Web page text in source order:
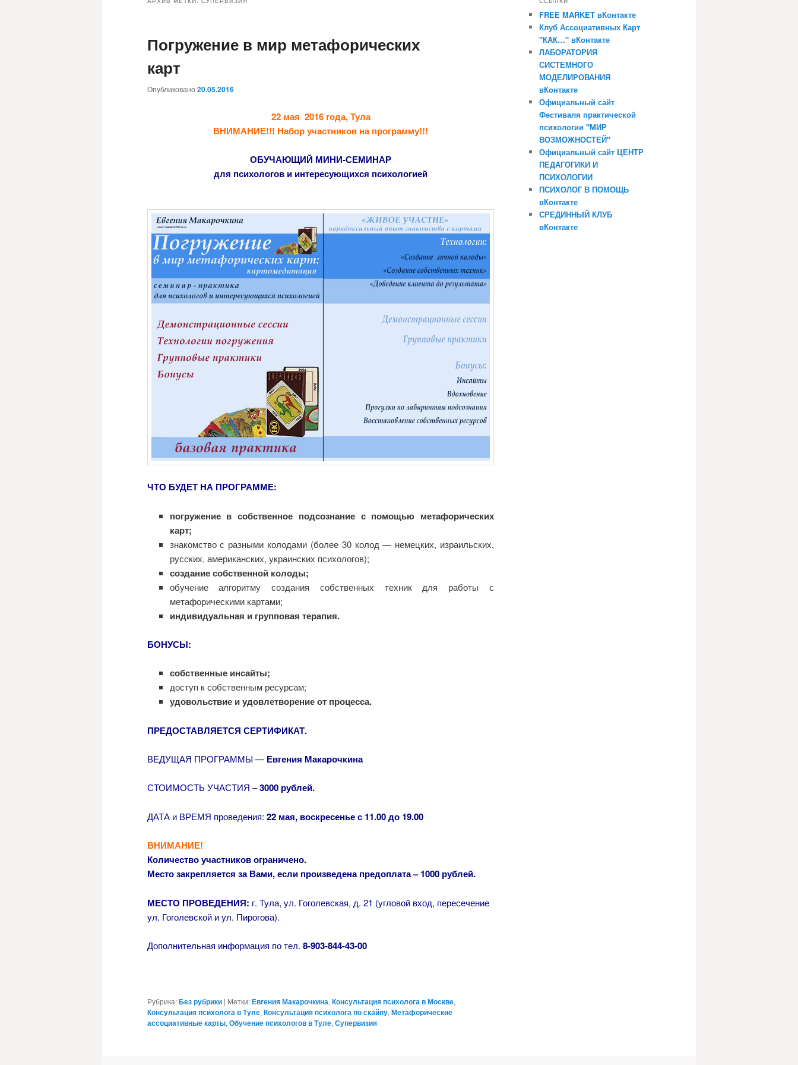
Погружение в мир метафорических
карт
Опубликовано 20.05.2016
22 мая 2016 года, Тула
ВНИМАНИЕ!!! Набор участников на программу!!!
ОБУЧАЮЩИЙ МИНИ-СЕМИНАР
для психологов и интересующихся психологией
ЧТО БУДЕТ НА ПРОГРАММЕ:
погружение в собственное подсознание с помощью метафорических
карт;
знакомство с разными колодами (более 30 колод — немецких, израильских,
русских, американских, украинских психологов);
создание собственной колоды;
обучение алгоритму создания собственных техник для работы с
метафорическими картами;
индивидуальная и групповая терапия.
БОНУСЫ:
собственные инсайты;
доступ к собственным ресурсам;
удовольствие и удовлетворение от процесса.
ПРЕДОСТАВЛЯЕТСЯ СЕРТИФИКАТ.
ВЕДУЩАЯ ПРОГРАММЫ — Евгения Макарочкина
СТОИМОСТЬ УЧАСТИЯ –3000 рублей.
ДАТА и ВРЕМЯ проведения: 22 мая, воскресенье с 11.00 до 19.00
ВНИМАНИЕ!
Количество участников ограничено.
Место закрепляется за Вами, если произведена предоплата – 1000 рублей.
МЕСТО ПРОВЕДЕНИЯ: г. Тула, ул. Гоголевская, д. 21 (угловой вход, пересечение
ул. Гоголевской и ул. Пирогова).
Дополнительная информация по тел. 8-903-844-43-00
Рубрика:Без рубрики | Метки:Евгения Макарочкина, Консультация психолога в Москве,
Консультация психолога в Туле, Консультация психолога по скайпу, Метафорические
ассоциативные карты, Обучение психологов в Туле, Супервизия
FREE MARKET вКонтакте
Клуб Ассоциативных Карт
"КАК…" вКонтакте
ЛАБОРАТОРИЯ
СИСТЕМНОГО
МОДЕЛИРОВАНИЯ
вКонтакте
Официальный сайт
Фестиваля практической
психологии "МИР
ВОЗМОЖНОСТЕЙ"
Официальный сайт ЦЕНТР
ПЕДАГОГИКИ И
ПСИХОЛОГИИ
ПСИХОЛОГ В ПОМОЩЬ
вКонтакте
СРЕДИННЫЙ КЛУБ
вКонтакте